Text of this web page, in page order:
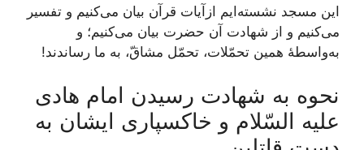
این مسجد نشسته‌ایم ازآیات قرآن بیان می‌کنیم و تفسیر
می‌کنیم و از شهادت آن حضرت بیان می‌کنیم؛ و
به‌واسطۀ همین تحمّلات، تحمّل مشاقّ، به ما رساندند!
نحوه به شهادت رسیدن امام هادی
علیه السّلام و خاکسپاری ایشان به